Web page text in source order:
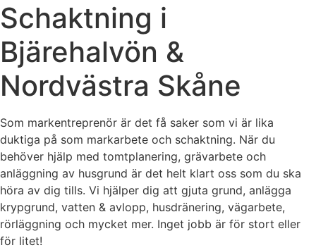
Schaktning i
Bjärehalvön &
Nordvästra Skåne
Som markentreprenör är det få saker som vi är lika
duktiga på som markarbete och schaktning. När du
behöver hjälp med tomtplanering, grävarbete och
anläggning av husgrund är det helt klart oss som du ska
höra av dig tills. Vi hjälper dig att gjuta grund, anlägga
krypgrund, vatten & avlopp, husdränering, vägarbete,
rörläggning och mycket mer. Inget jobb är för stort eller
för litet!